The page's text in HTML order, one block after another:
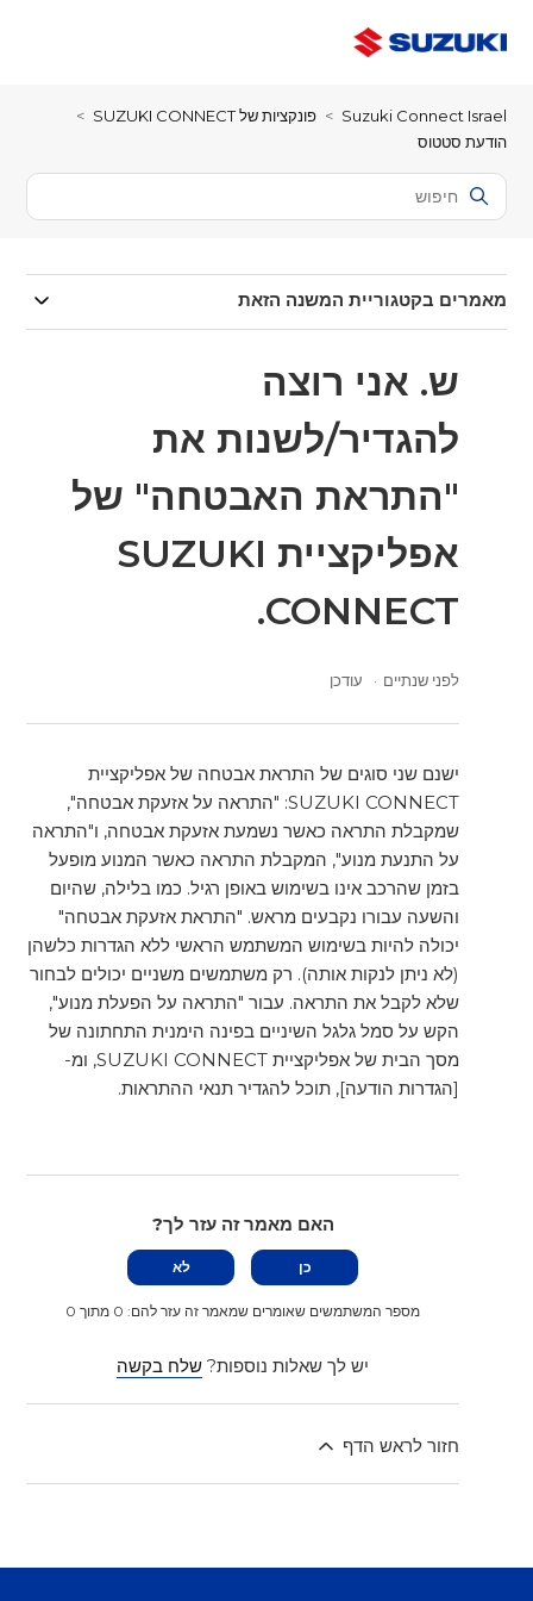
Suzuki Connect Israel
פונקציות של SUZUKI CONNECT
הודעת סטטוס
מאמרים בקטגוריית המשנה הזאת
ש. אני רוצה
להגדיר/לשנות את
"התראת האבטחה" של
אפליקציית SUZUKI
CONNECT.
לפני שנתיים עודכן
ישנם שני סוגים של התראת אבטחה של אפליקציית
SUZUKI CONNECT: "התראה על אזעקת אבטחה",
שמקבלת התראה כאשר נשמעת אזעקת אבטחה, ו"התראה
על התנעת מנוע", המקבלת התראה כאשר המנוע מופעל
בזמן שהרכב אינו בשימוש באופן רגיל. כמו בלילה, שהיום
והשעה עבורו נקבעים מראש. "התראת אזעקת אבטחה"
יכולה להיות בשימוש המשתמש הראשי ללא הגדרות כלשהן
(לא ניתן לנקות אותה). רק משתמשים משניים יכולים לבחור
שלא לקבל את התראה. עבור "התראה על הפעלת מנוע",
הקש על סמל גלגל השיניים בפינה הימנית התחתונה של
מסך הבית של אפליקציית SUZUKI CONNECT, ומ-
[הגדרות הודעה], תוכל להגדיר תנאי ההתראות.
האם מאמר זה עזר לך?
כן לא
מספר המשתמשים שאומרים שמאמר זה עזר להם: 0 מתוך 0
יש לך שאלות נוספות? שלח בקשה
חזור לראש הדף